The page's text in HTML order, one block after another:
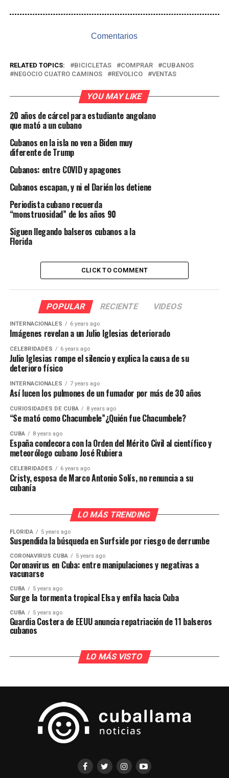
Comentarios
RELATED TOPICS: BICICLETAS COMPRAR
CUBANOS
NEGOCIO CUATRO CAMINOS
REVOLICO VENTAS
YOU MAY LIKE
20 años de cárcel para estudiante angolano
que mató a un cubano
Cubanos en la isla no ven a Biden muy
diferente de Trump
Cubanos: entre COVID y apagones
Cubanos escapan, y ni el Darién los detiene
Periodista cubano recuerda
“monstruosidad” de los años 90
Siguen llegando balseros cubanos a la
Florida
CLICK TO COMMENT
POPULAR RECIENTE VIDEOS
INTERNACIONALES 6 years ago
Imágenes revelan a un Julio Iglesias deteriorado
CELEBRIDADES 6 years ago
Julio Iglesias rompe el silencio y explica la causa de su
deterioro físico
INTERNACIONALES 7 years ago
Así lucen los pulmones de un fumador por más de 30 años
CURIOSIDADES DE CUBA 8 years ago
“Se mató como Chacumbele”¿Quién fue Chacumbele?
CUBA 8 years ago
España condecora con la Orden del Mérito Civil al científico y
meteorólogo cubano José Rubiera
CELEBRIDADES 6 years ago
Cristy, esposa de Marco Antonio Solís, no renuncia a su
cubanía
LO MÁS TRENDING
FLORIDA 5 years ago
Suspendida la búsqueda en Surfside por riesgo de derrumbe
CORONAVIRUS CUBA 5 years ago
Coronavirus en Cuba: entre manipulaciones y negativas a
vacunarse
CUBA 5 years ago
Surge la tormenta tropical Elsa y enfila hacia Cuba
CUBA 5 years ago
Guardia Costera de EEUU anuncia repatriación de 11 balseros
cubanos
LO MÁS VISTO